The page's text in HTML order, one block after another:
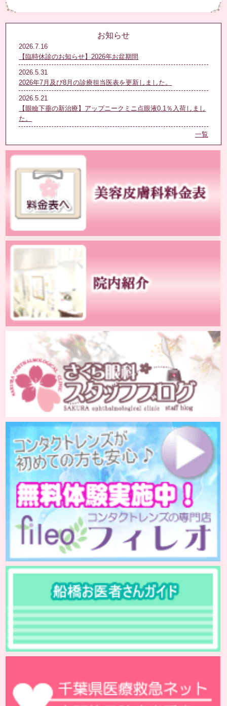
お知らせ
2026.7.16
【臨時休診のお知らせ】2026年お盆期間
2026.5.31
2026年7月及び8月の診療担当医表を更新しました。
2026.5.21
【眼瞼下垂の新治療】アップニークミニ点眼液0.1％入荷しまし
た。
一覧